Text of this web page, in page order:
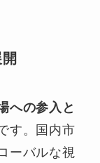
への参入と
す。国内市
ーバルな視